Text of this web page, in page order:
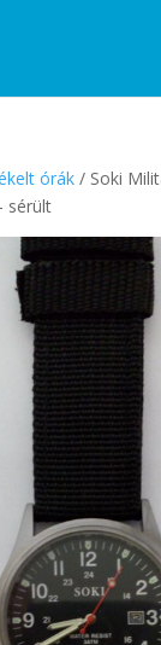
órák/ Soki
sérült